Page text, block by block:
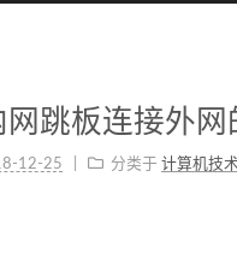
跳板连接外网
12-25 分类于 计算机技术